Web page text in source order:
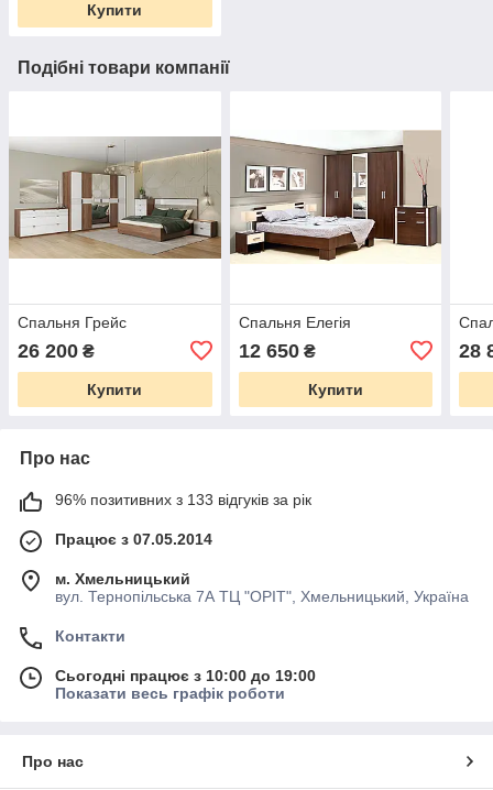
Купити
Подібні товари компанії
Спальня Грейс
26 200 ₴
Купити
Спальня Елегія
12 650₴
Купити
28
Про нас
96% позитивних з 133 відгуків за рік
Працює з 07.05.2014
м. Хмельницький
вул. Тернопільська 7А ТЦ "ОРІТ", Хмельницький, Україна
Контакти
Сьогодні працює з 10:00 до 19:00
Показати весь графік роботи
Про нас